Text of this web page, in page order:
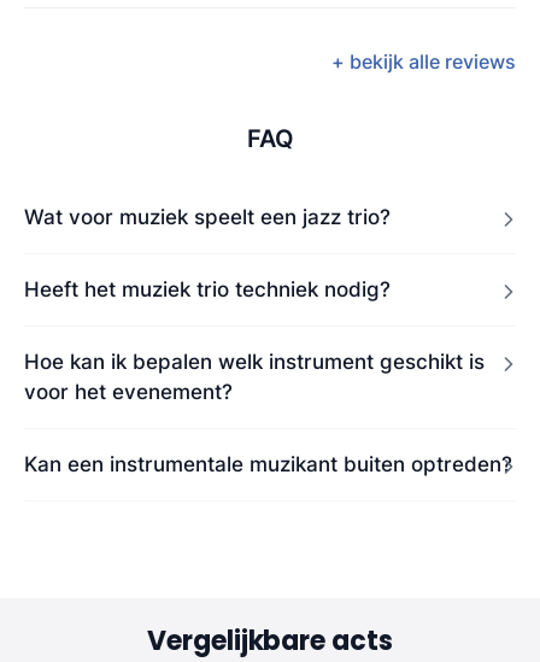
+ bekijk alle reviews
FAQ
Wat voor muziek speelt een jazz trio?
Heeft het muziek trio techniek nodig?
Hoe kan ik bepalen welk instrument geschikt is
voor het evenement?
Kan een instrumentale muzikant buiten optreden?
Vergelijkbare acts